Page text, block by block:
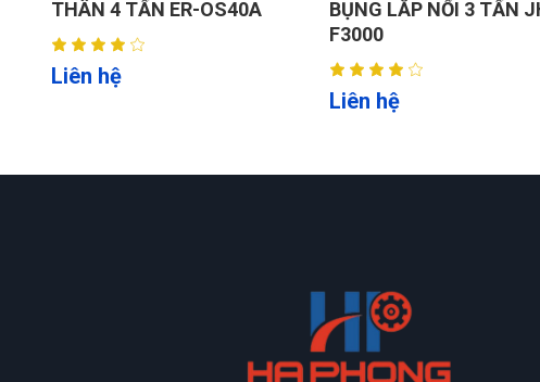
2. Thông số kỹ thuật:
Tải trọng nâng 2.700 kg (6.000 lbs).
Chiều cao nâng tối đa 1.900 mm.
Trọng lượng bản thân: 1.456 kg (kèm tủ điều khiển).
Nguồn cấp: 220V/240V/380V/415.
BỤNG LẮP NỔI 3 TẤN JH-
F3000
(KÍCH PHỤ 2,5T) ER-
YL640K
Liên hệ